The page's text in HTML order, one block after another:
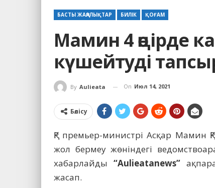
БАСТЫ ЖАҢАЛЫҚТАР БИЛІК ҚОҒАМ
Мамин 4 өңірде
күшейтуді
By Aulieata On Июл 14, 2021
Бөлісу
ҚР премьер-министрі Асқар Мамин
жол бермеу жөніндегі
хабарлайды“Aulieatanews”
жасап.